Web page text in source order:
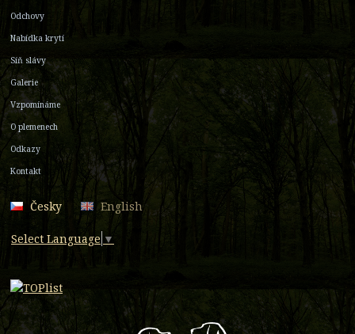
Odchovy
Nabídka krytí
Síň slávy
Galerie
Vzpomínáme
O plemenech
Odkazy
Kontakt
Česky English
Select Language ▼